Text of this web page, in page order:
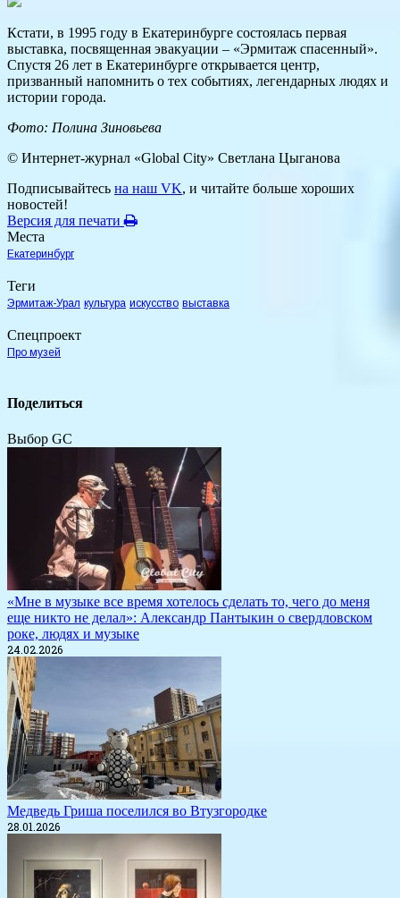
Кстати, в 1995 году в Екатеринбурге состоялась первая
выставка, посвященная эвакуации – «Эрмитаж спасенный».
Спустя 26 лет в Екатеринбурге открывается центр,
призванный напомнить о тех событиях, легендарных людях и
истории города.
Фото: Полина Зиновьева
© Интернет-журнал «Global City» Светлана Цыганова
Подписывайтесь на наш VK, и читайте больше хороших
новостей!
Версия для печати
Места
Екатеринбург
Теги
Эрмитаж-Урал культура искусство выставка
Спецпроект
Про музей
Поделиться
Выбор GC
«Мне в музыке все время хотелось сделать то, чего до меня
еще никто не делал»: Александр Пантыкин о свердловском
роке, людях и музыке
24.02.2026
Медведь Гриша поселился во Втузгородке
28.01.2026